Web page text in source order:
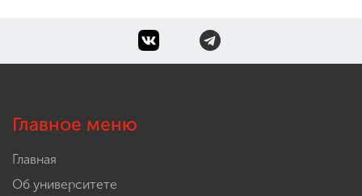
Главное меню
Главная
Об университете